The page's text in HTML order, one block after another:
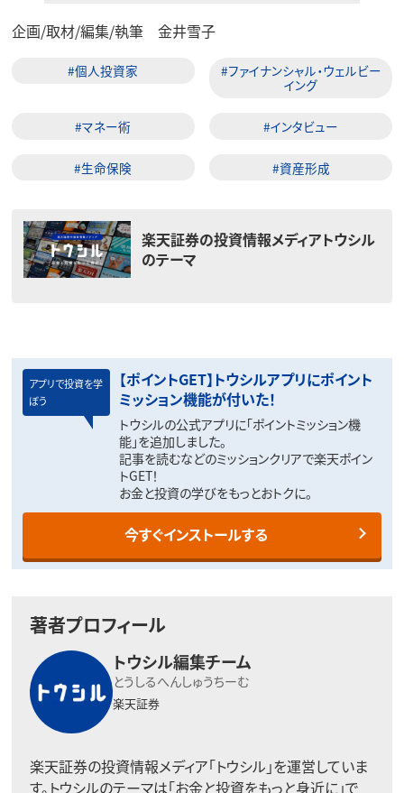
企画/取材/編集/執筆 金井雪子
#個人投資家
#ファイナンシャル・ウェルビー
イング
#マネー術 #インタビュー
#生命保険 #資産形成
楽天証券の投資情報メディアトウシル
のテーマ
アプリで投資を学
ぼう
【ポイントGET】トウシルアプリにポイント
ミッション機能が付いた！
トウシルの公式アプリに「ポイントミッション機
能」を追加しました。
記事を読むなどのミッションクリアで楽天ポイン
トGET！
お金と投資の学びをもっとおトクに。
今すぐインストールする
著者プロフィール
トウシル編集チーム
とうしるへんしゅうちーむ
楽天証券
楽天証券の投資情報メディア「トウシル」を運営していま
す。トウシルのテーマは「お金と投資をもっと身近に」で